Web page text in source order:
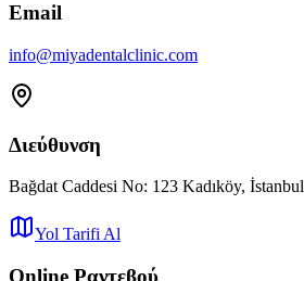
Email
info@miyadentalclinic.com
Διεύθυνση
Bağdat Caddesi No: 123 Kadıköy, İstanbul
Yol Tarifi Al
Online Ραντεβού